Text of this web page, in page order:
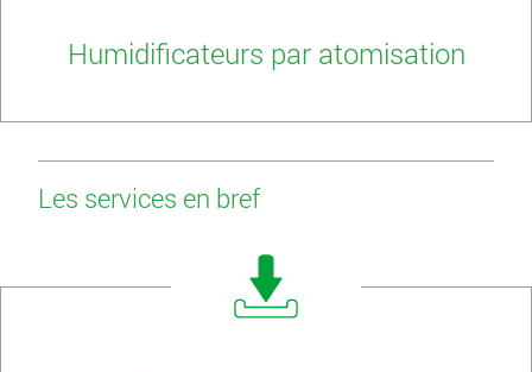
Humidificateurs par atomisation
Les services en bref